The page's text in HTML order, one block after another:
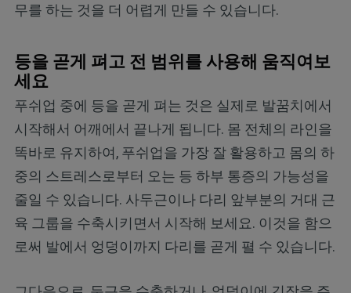
무를 하는 것을 더 어렵게 만들 수 있습니다.
등을 곧게 펴고 전 범위를 사용해 움직여보
세요
푸쉬업 중에 등을 곧게 펴는 것은 실제로 발꿈치에서
시작해서 어깨에서 끝나게 됩니다. 몸 전체의 라인을
똑바로 유지하여, 푸쉬업을 가장 잘 활용하고 몸의 하
중의 스트레스로부터 오는 등 하부 통증의 가능성을
줄일 수 있습니다. 사두근이나 다리 앞부분의 거대 근
육 그룹을 수축시키면서 시작해 보세요. 이것을 함으
로써 발에서 엉덩이까지 다리를 곧게 펼 수 있습니다.